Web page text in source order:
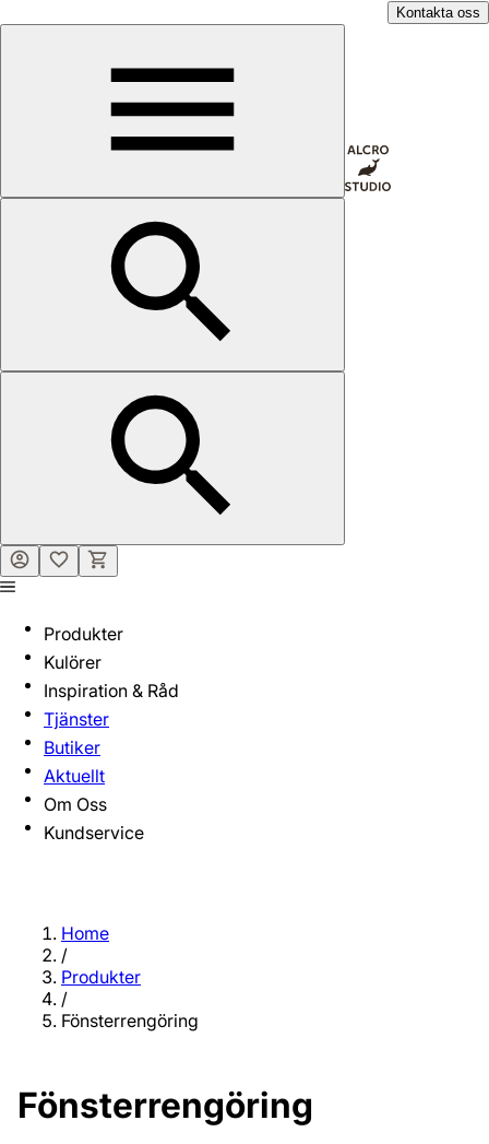
Kontakta oss
Produkter
Kulörer
Inspiration & Råd
Tjänster
Butiker
Aktuellt
Om Oss
Kundservice
Home
/
Produkter
/
Fönsterrengöring
Fönsterrengöring